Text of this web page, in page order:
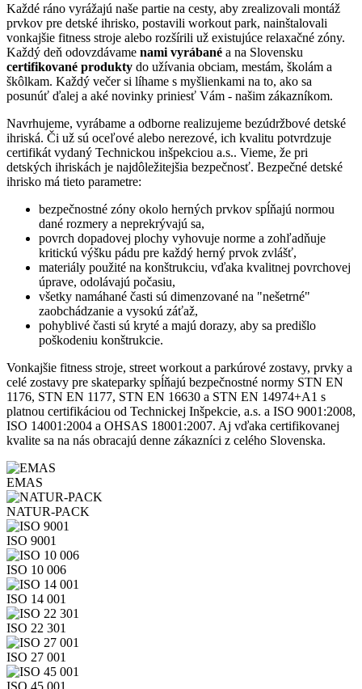
Každé ráno vyrážajú naše partie na cesty, aby zrealizovali montáž
prvkov pre detské ihrisko, postavili workout park, nainštalovali
vonkajšie fitness stroje alebo rozšírili už existujúce relaxačné zóny.
Každý deň odovzdávame nami vyrábané a na Slovensku
certifikované produkty do užívania obciam, mestám, školám a
škôlkam. Každý večer si líhame s myšlienkami na to, ako sa
posunúť ďalej a aké novinky priniesť Vám - našim zákazníkom.
Navrhujeme, vyrábame a odborne realizujeme bezúdržbové detské
ihriská. Či už sú oceľové alebo nerezové, ich kvalitu potvrdzuje
certifikát vydaný Technickou inšpekciou a.s.. Vieme, že pri
detských ihriskách je najdôležitejšia bezpečnosť. Bezpečné detské
ihrisko má tieto parametre:
bezpečnostné zóny okolo herných prvkov spĺňajú normou
dané rozmery a neprekrývajú sa,
povrch dopadovej plochy vyhovuje norme a zohľadňuje
kritickú výšku pádu pre každý herný prvok zvlášť,
materiály použité na konštrukciu, vďaka kvalitnej povrchovej
úprave, odolávajú počasiu,
všetky namáhané časti sú dimenzované na "nešetrné"
zaobchádzanie a vysokú záťaž,
pohyblivé časti sú kryté a majú dorazy, aby sa predišlo
poškodeniu konštrukcie.
Vonkajšie fitness stroje, street workout a parkúrové zostavy, prvky a
celé zostavy pre skateparky spĺňajú bezpečnostné normy STN EN
1176, STN EN 1177, STN EN 16630 a STN EN 14974+A1 s
platnou certifikáciou od Technickej Inšpekcie, a.s. a ISO 9001:2008,
ISO 14001:2004 a OHSAS 18001:2007. Aj vďaka certifikovanej
kvalite sa na nás obracajú denne zákazníci z celého Slovenska.
EMAS
NATUR-PACK
ISO 9001
ISO 10 006
ISO 14 001
ISO 22 301
ISO 27 001
ISO 45 001